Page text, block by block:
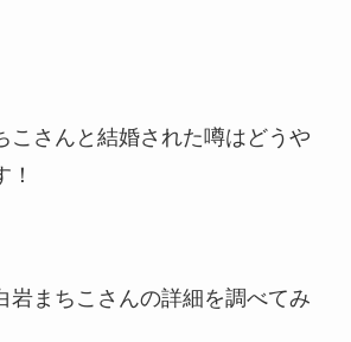
こさんと結婚された噂はどうや
岩まちこさんの詳細を調べてみ